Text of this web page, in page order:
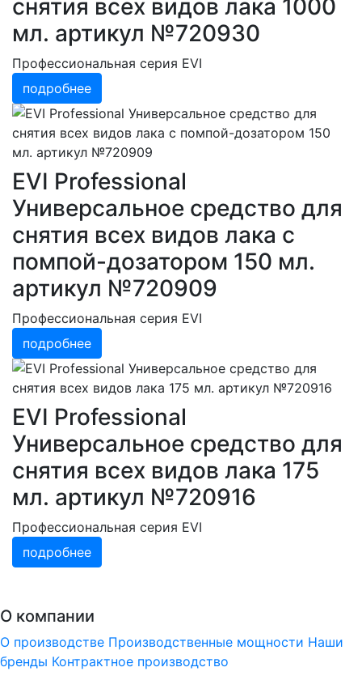
снятия всех видов лака 1000
мл. артикул №720930
Профессиональная серия EVI
подробнее
EVI Professional
Универсальное средство для
снятия всех видов лака с
помпой-дозатором 150 мл.
артикул №720909
Профессиональная серия EVI
подробнее
EVI Professional
Универсальное средство для
снятия всех видов лака 175
мл. артикул №720916
Профессиональная серия EVI
подробнее
О компании
О производстве Производственные мощности Наши
бренды Контрактное производство